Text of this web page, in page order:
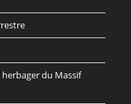
herbager du Massif